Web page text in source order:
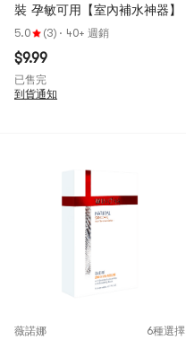
裝 孕敏可用【室內補水神器】
5.0 (3) · 40+ 週銷
$9.99
已售完
到貨通知
薇諾娜 6種選擇